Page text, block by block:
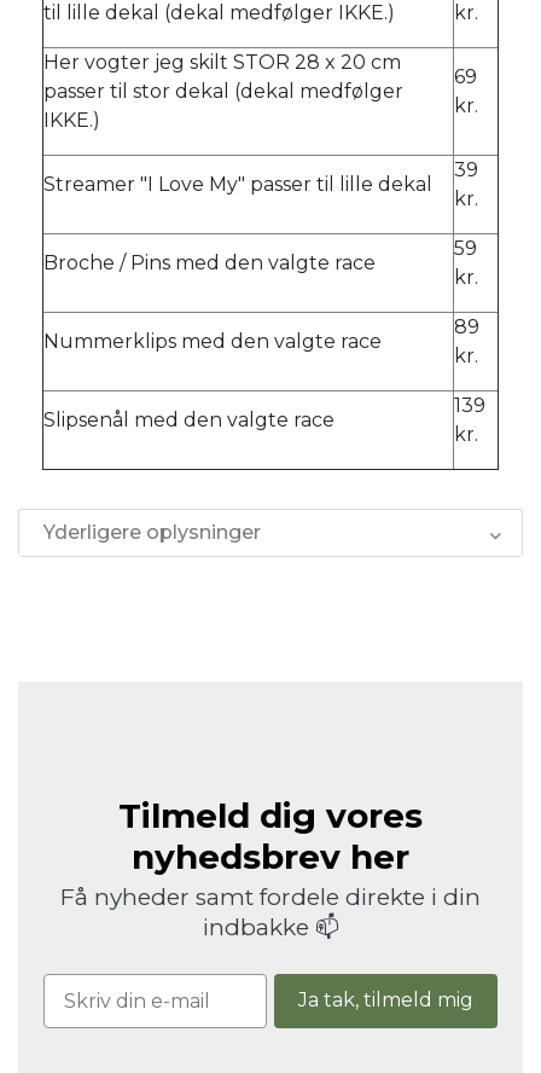
til lille dekal (dekal medfølger IKKE.) kr.
Her vogter jeg skilt STOR 28 x 20 cm
passer til stor dekal (dekal medfølger
IKKE.)
69
kr.
Streamer "I Love My" passer til lille dekal
39
kr.
Broche / Pins med den valgte race
59
kr.
Nummerklips med den valgte race
89
kr.
Slipsenål med den valgte race
139
kr.
Yderligere oplysninger
Tilmeld dig vores
nyhedsbrev her
Få nyheder samt fordele direkte i din
indbakke 📫
Ja tak, tilmeld mig